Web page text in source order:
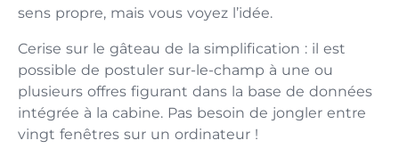
sens propre, mais vous voyez l’idée.
Cerise sur le gâteau de la simplification : il est
possible de postuler sur-le-champ à une ou
plusieurs offres figurant dans la base de données
intégrée à la cabine. Pas besoin de jongler entre
vingt fenêtres sur un ordinateur !